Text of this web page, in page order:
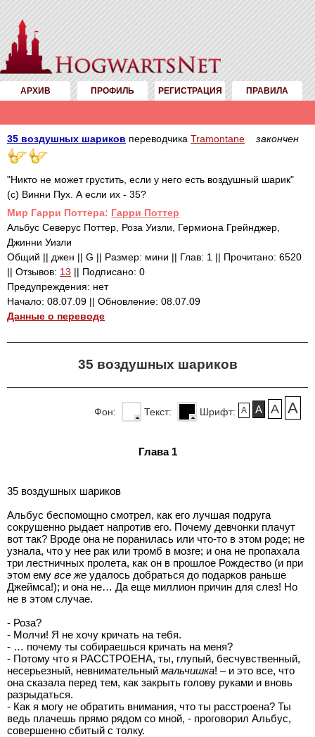
АРХИВ ПРОФИЛЬ РЕГИСТРАЦИЯ ПРАВИЛА
35 воздушных шариков переводчика Tramontane закончен
"Никто не может грустить, если у него есть воздушный шарик"
(с) Винни Пух. А если их - 35?
Mир Гарри Поттера: Гарри Поттер
Альбус Северус Поттер, Роза Уизли, Гермиона Грейнджер,
Джинни Уизли
Общий || джен || G || Размер: мини || Глав: 1 || Прочитано: 6520
|| Отзывов: 13 || Подписано: 0
Предупреждения: нет
Начало: 08.07.09 || Обновление: 08.07.09
Данные о переводе
35 воздушных шариков
A A A A
Шрифт:
Текст:
Фон:
Глава 1
35 воздушных шариков
Альбус беспомощно смотрел, как его лучшая подруга
сокрушенно рыдает напротив его. Почему девчонки плачут
вот так? Вроде она не поранилась или что-то в этом роде; не
узнала, что у нее рак или тромб в мозге; и она не пропахала
три лестничных пролета, как он в прошлое Рождество (и при
этом ему все же удалось добраться до подарков раньше
Джеймса!); и она не… Да еще миллион причин для слез! Но
не в этом случае.
- Роза?
- Молчи! Я не хочу кричать на тебя.
- … почему ты собираешься кричать на меня?
- Потому что я РАССТРОЕНА, ты, глупый, бесчувственный,
несерьезный, невнимательный мальчишка! – и это все, что
она сказала перед тем, как закрыть голову руками и вновь
разрыдаться.
- Как я могу не обратить внимания, что ты расстроена? Ты
ведь плачешь прямо рядом со мной, - проговорил Альбус,
совершенно сбитый с толку.